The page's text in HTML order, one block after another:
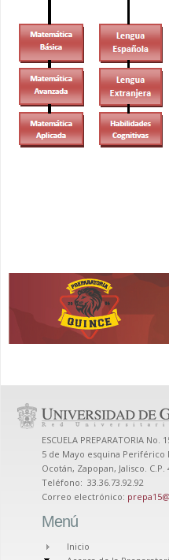
ESCUELA PREPARATORIA No.
5 de Mayo esquina Periférico
Ocotán, Zapopan, Jalisco. C.P.
Teléfono: 33.36.73.92.92
Correo electrónico:
Menú
Inicio